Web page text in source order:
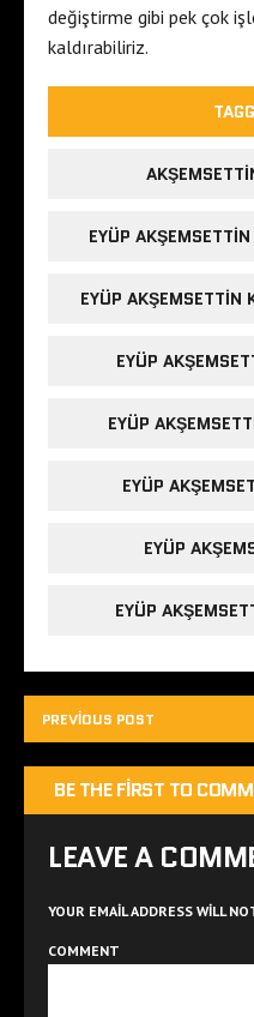
değiştirme gibi pek çok
kaldırabiliriz.
EYÜP
EYÜP AKŞEMSETTIN
EYÜP
EYÜP
EYÜP
EYÜP
EYÜP
PREVIOUS POST
BE THE FIRST TO
LEAVE A
YOUR EMAIL ADDRESS WILL
COMMENT